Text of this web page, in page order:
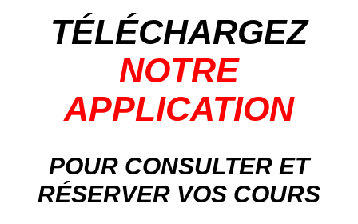
TÉLÉCHARGEZ
NOTRE
APPLICATION
POUR CONSULTER ET
RÉSERVER VOS COURS